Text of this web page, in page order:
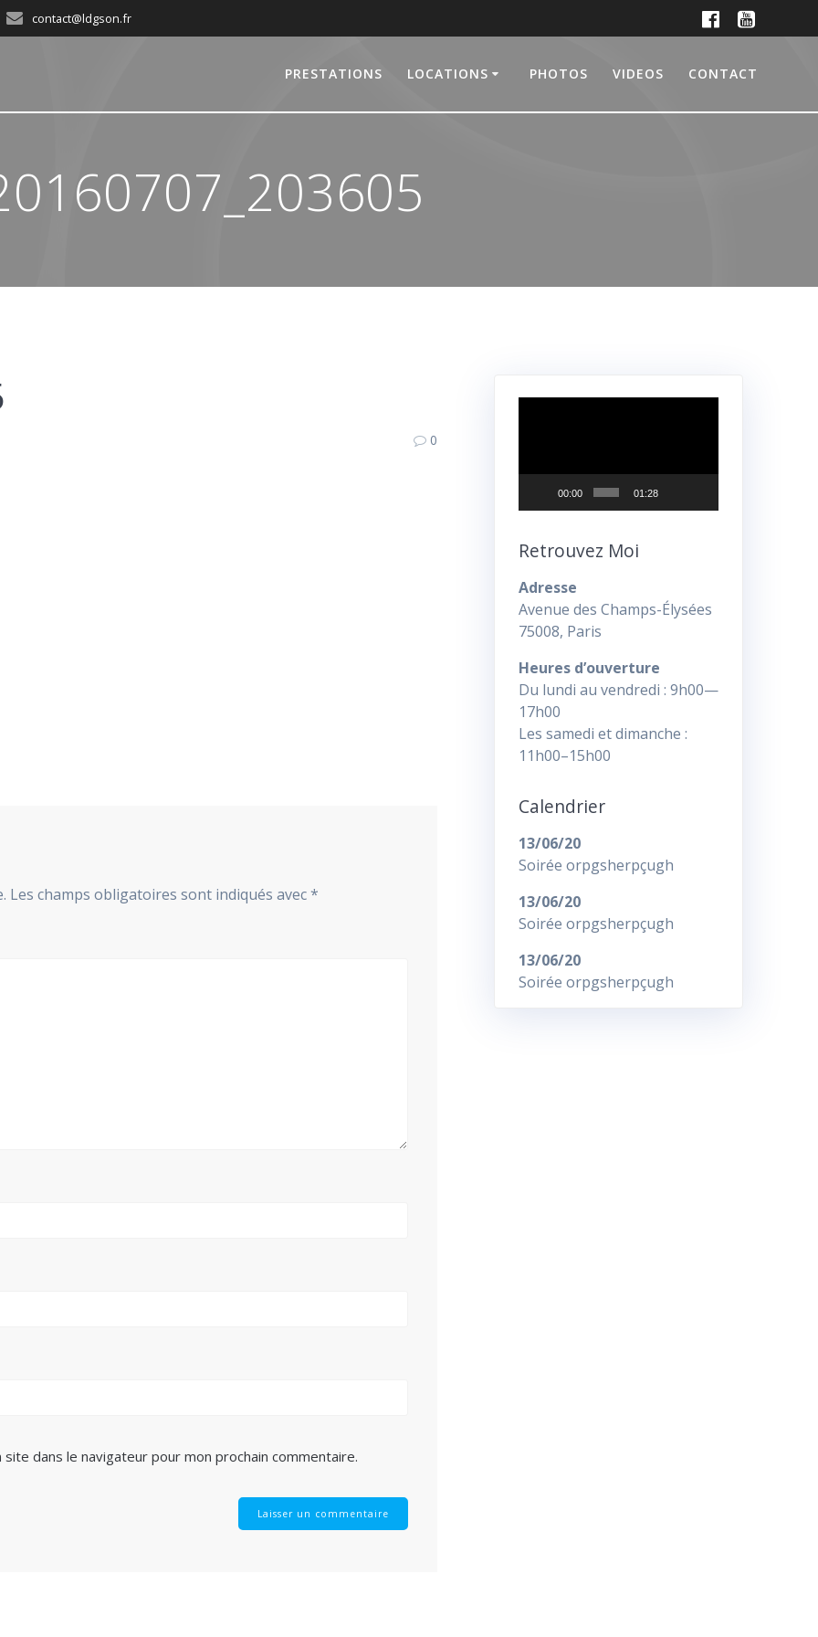
contact@ldgson.fr
PRESTATIONS LOCATIONS PHOTOS VIDEOS CONTACT
0
Les champs obligatoires sont indiqués avec*
dans le navigateur pour mon prochain commentaire.
00:00 01:28
Retrouvez Moi
Adresse
Avenue des Champs-Élysées
75008, Paris
Heures d’ouverture
Du lundi au vendredi : 9h00—
17h00
Les samedi et dimanche :
11h00–15h00
Calendrier
13/06/20
Soirée orpgsherpçugh
13/06/20
Soirée orpgsherpçugh
13/06/20
Soirée orpgsherpçugh